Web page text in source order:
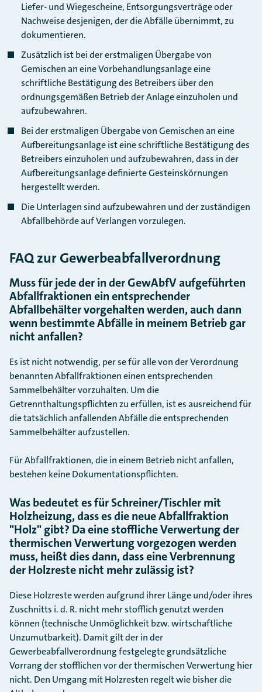
Liefer- und Wiegescheine, Entsorgungsverträge oder
Nachweise desjenigen, der die Abfälle übernimmt, zu
dokumentieren.
Zusätzlich ist bei der erstmaligen Übergabe von
Gemischen an eine Vorbehandlungsanlage eine
schriftliche Bestätigung des Betreibers über den
ordnungsgemäßen Betrieb der Anlage einzuholen und
aufzubewahren.
Bei der erstmaligen Übergabe von Gemischen an eine
Aufbereitungsanlage ist eine schriftliche Bestätigung des
Betreibers einzuholen und aufzubewahren, dass in der
Aufbereitungsanlage definierte Gesteinskörnungen
hergestellt werden.
Die Unterlagen sind aufzubewahren und der zuständigen
Abfallbehörde auf Verlangen vorzulegen.
FAQ zur Gewerbeabfallverordnung
Muss für jede der in der GewAbfV aufgeführten
Abfallfraktionen ein entsprechender
Abfallbehälter vorgehalten werden, auch dann
wenn bestimmte Abfälle in meinem Betrieb gar
nicht anfallen?
Es ist nicht notwendig, per se für alle von der Verordnung
benannten Abfallfraktionen einen entsprechenden
Sammelbehälter vorzuhalten. Um die
Getrennthaltungspflichten zu erfüllen, ist es ausreichend für
die tatsächlich anfallenden Abfälle die entsprechenden
Sammelbehälter aufzustellen.
Für Abfallfraktionen, die in einem Betrieb nicht anfallen,
bestehen keine Dokumentationspflichten.
Was bedeutet es für Schreiner/Tischler mit
Holzheizung, dass es die neue Abfallfraktion
"Holz" gibt? Da eine stoffliche Verwertung der
thermischen Verwertung vorgezogen werden
muss, heißt dies dann, dass eine Verbrennung
der Holzreste nicht mehr zulässig ist?
Diese Holzreste werden aufgrund ihrer Länge und/oder ihres
Zuschnitts i. d. R. nicht mehr stofflich genutzt werden
können (technische Unmöglichkeit bzw. wirtschaftliche
Unzumutbarkeit). Damit gilt der in der
Gewerbeabfallverordnung festgelegte grundsätzliche
Vorrang der stofflichen vor der thermischen Verwertung hier
nicht. Den Umgang mit Holzresten regelt wie bisher die